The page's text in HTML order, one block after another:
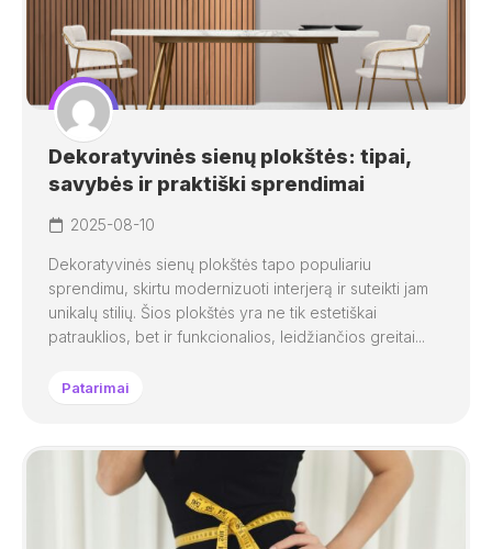
Dekoratyvinės sienų plokštės: tipai,
savybės ir praktiški sprendimai
2025-08-10
Dekoratyvinės sienų plokštės tapo populiariu
sprendimu, skirtu modernizuoti interjerą ir suteikti jam
unikalų stilių. Šios plokštės yra ne tik estetiškai
patrauklios, bet ir funkcionalios, leidžiančios greitai...
Patarimai